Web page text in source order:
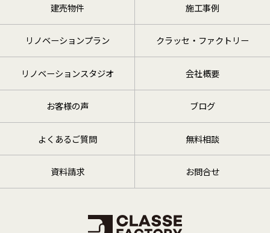
建売物件 施工事例
リノベーションプラン クラッセ・ファクトリー
リノベーションスタジオ 会社概要
お客様の声 ブログ
よくあるご質問 無料相談
資料請求 お問合せ